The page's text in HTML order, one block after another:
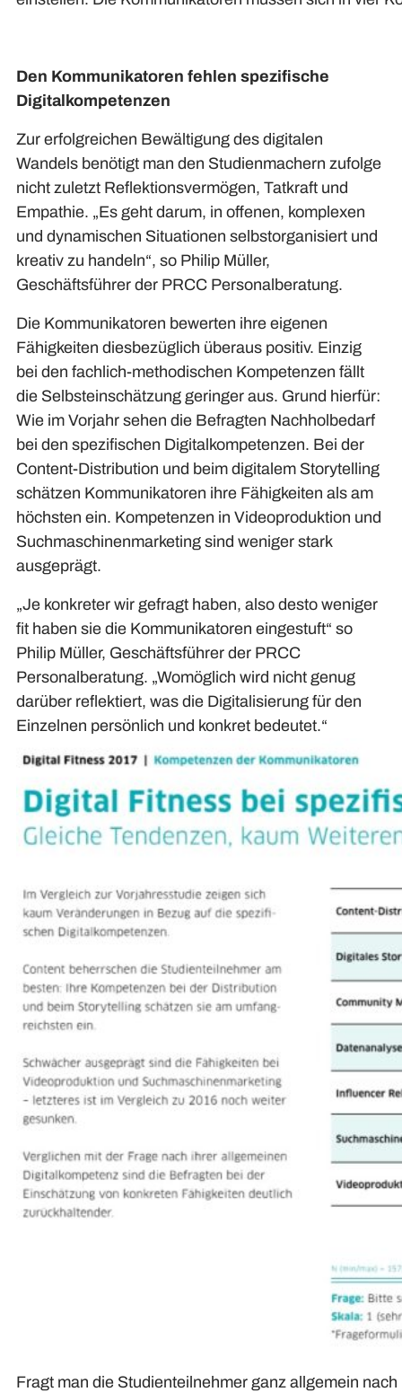
Den Kommunikatoren fehlen spezifische
Digitalkompetenzen
Zur erfolgreichen Bewältigung des digitalen
Wandels benötigt man den Studienmachern zufolge
nicht zuletzt Reflektionsvermögen, Tatkraft und
Empathie. „Es geht darum, in offenen, komplexen
und dynamischen Situationen selbstorganisiert und
kreativ zu handeln“, so Philip Müller,
Geschäftsführer der PRCC Personalberatung.
Die Kommunikatoren bewerten ihre eigenen
Fähigkeiten diesbezüglich überaus positiv. Einzig
bei den fachlich-methodischen Kompetenzen fällt
die Selbsteinschätzung geringer aus. Grund hierfür:
Wie im Vorjahr sehen die Befragten Nachholbedarf
bei den spezifischen Digitalkompetenzen. Bei der
Content-Distribution und beim digitalem Storytelling
schätzen Kommunikatoren ihre Fähigkeiten als am
höchsten ein. Kompetenzen in Videoproduktion und
Suchmaschinenmarketing sind weniger stark
ausgeprägt.
„Je konkreter wir gefragt haben, also desto weniger
fit haben sie die Kommunikatoren eingestuft“ so
Philip Müller, Geschäftsführer der PRCC
Personalberatung. „Womöglich wird nicht genug
darüber reflektiert, was die Digitalisierung für den
Einzelnen persönlich und konkret bedeutet.“
Fragt man die Studienteilnehmer ganz allgemein